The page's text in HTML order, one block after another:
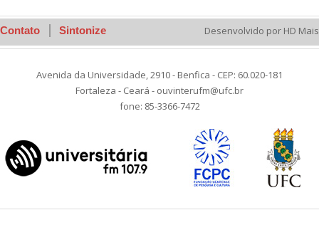
Contato Sintonize Desenvolvido por HD Mais
Avenida da Universidade, 2910 - Benfica - CEP: 60.020-181
Fortaleza - Ceará - ouvinterufm@ufc.br
fone: 85-3366-7472